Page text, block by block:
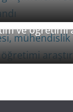
ve öğretimi